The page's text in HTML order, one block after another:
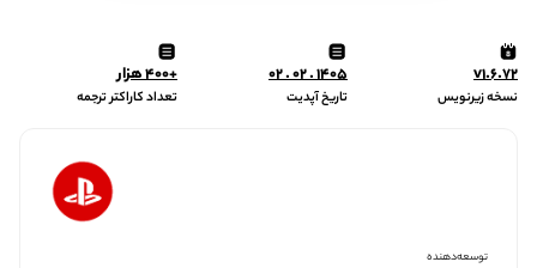
v1.6.72
نسخه زیرنویس
1405 . 02 . 02
تاریخ آپدیت
+400 هزار
تعداد کاراکتر ترجمه
توسعه‌دهنده